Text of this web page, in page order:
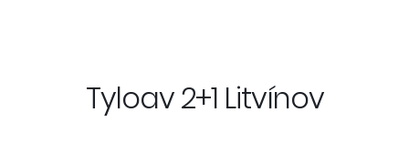
Tyloav 2+1 Litvínov